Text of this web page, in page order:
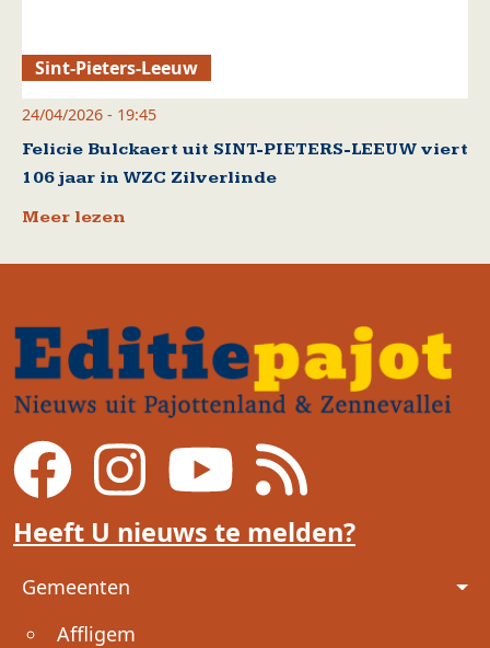
Sint-Pieters-Leeuw
24/04/2026 - 19:45
Felicie Bulckaert uit SINT-PIETERS-LEEUW viert
106 jaar in WZC Zilverlinde
Meer lezen
Heeft U nieuws te melden?
Voet
Gemeenten
Affligem